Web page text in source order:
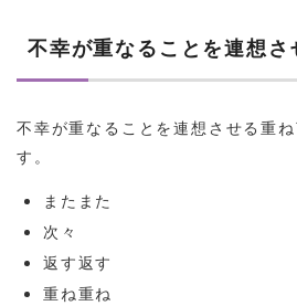
不幸が重なることを連想さ
不幸が重なることを連想させる重
す。
またまた
次々
返す返す
重ね重ね